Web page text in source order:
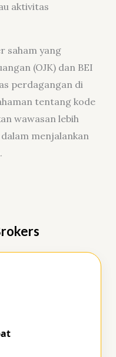
aktivitas
saham yang
(OJK) dan BEI
perdagangan di
tentang kode
wawasan lebih
menjalankan